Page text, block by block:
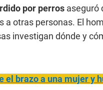
por perros aseguró
a otras personas. El
investigan dónde y
el brazo a una mujer y